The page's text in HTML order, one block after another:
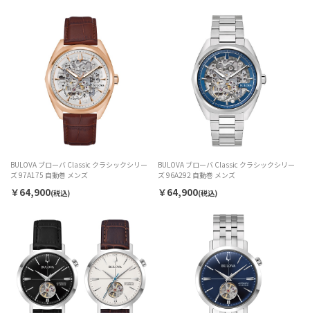
BULOVA ブローバ Classic クラシックシリー
ズ 97A175 自動巻 メンズ
￥64,900(税込)
BULOVA ブローバ Classic クラシックシリー
ズ 96A292 自動巻 メンズ
￥64,900(税込)